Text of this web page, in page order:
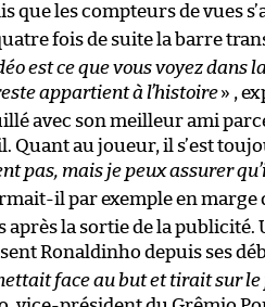
que les compteurs de vues
fois de suite la barre
est ce que vous voyez dans
appartient à l’histoire» ,
avec son meilleur ami
Quant au joueur, il s’est
pas, mais je peux assurer
il par exemple en marge
après la sortie de la
Ronaldinho depuis ses
face au but et tirait sur le